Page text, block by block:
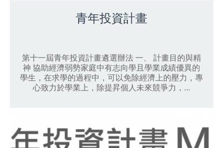
青年投資計畫
第十一屆青年投資計畫遴選辦法 一、 計畫目的與精
神 協助經濟弱勢家庭中有志向學且學業成績優異的
學生，在求學的過程中，可以免除經濟上的壓力，專
心致力於學業上，除提昇個人未來競爭力，...